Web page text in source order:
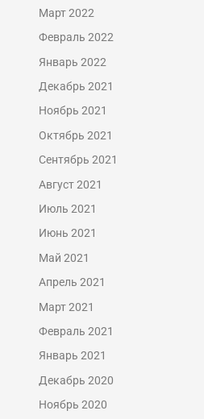
Март 2022
Февраль 2022
Январь 2022
Декабрь 2021
Ноябрь 2021
Октябрь 2021
Сентябрь 2021
Август 2021
Июль 2021
Июнь 2021
Май 2021
Апрель 2021
Март 2021
Февраль 2021
Январь 2021
Декабрь 2020
Ноябрь 2020